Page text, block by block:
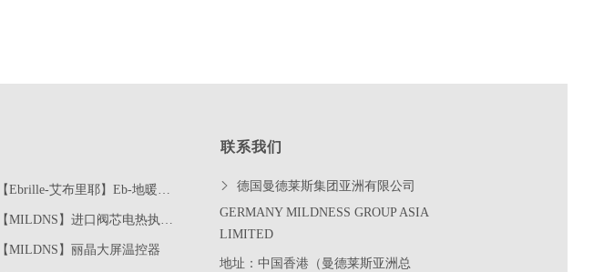
【Ebrille-艾布里耶】Eb-地暖控
列
【MILDNS】进口阀芯电热执行
【MILDNS】丽晶大屏温控器
联系我们
德国曼德莱斯集团亚洲有限公司
GERMANY MILDNESS GROUP ASIA
LIMITED
地址：中国香港（曼德莱斯亚洲总